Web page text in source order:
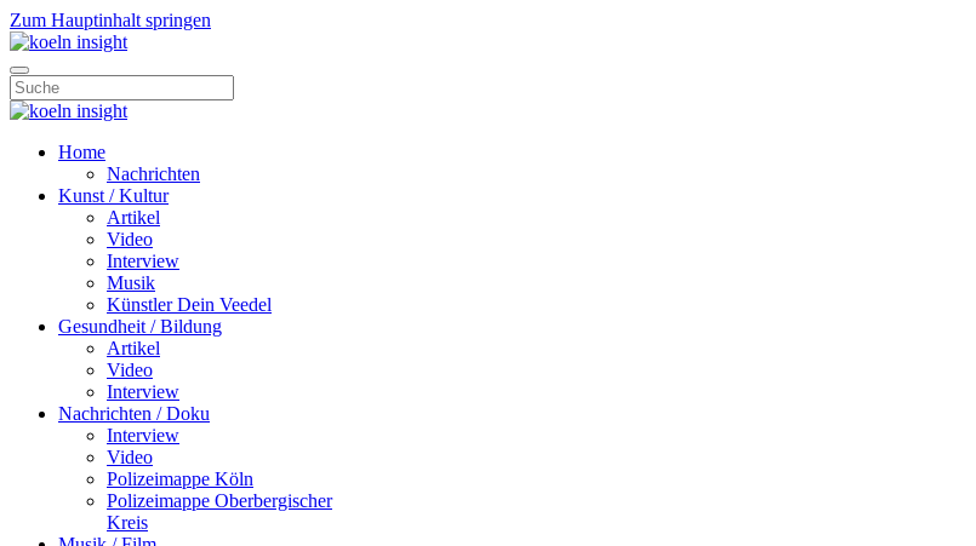
Zum Hauptinhalt springen
Home
Nachrichten
Kunst / Kultur
Artikel
Video
Interview
Musik
Künstler Dein Veedel
Gesundheit / Bildung
Artikel
Video
Interview
Nachrichten / Doku
Interview
Video
Polizeimappe Köln
Polizeimappe Oberbergischer
Kreis